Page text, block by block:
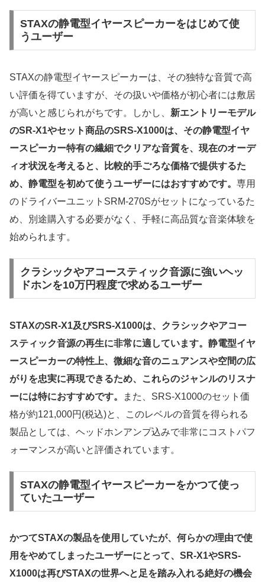
STAXの静電型イヤースピーカーをはじめて使
うユーザー
STAXの静電型イヤースピーカーは、その独特な音質で高
い評価を得ていますが、その扱いや価格が初心者には敷居
が高いと感じられがちです。しかし、 新エントリーモデル
のSR-X1やセット商品のSRS-X1000は、その静電型イヤ
ースピーカー特有の繊細でクリアな音質を、現在のオーデ
ィオ状況を考えると、比較的手ごろな価格で提供するた
め、静電型を初めて使うユーザーにはおすすめです。 専用
のドライバーユニットSRM-270Sがセットになっているた
め、別途購入する必要がなく、手軽に高品質な音楽体験を
始められます。
クラシックやアコースティック音源に強いヘッ
ドホンを10万円程度で求めるユーザー
STAXのSR-X1及びSRS-X1000は、クラシックやアコー
スティック音源の再生に非常に適しています。静電型イヤ
ースピーカーの特性上、微細な音のニュアンスや空間の広
がりを忠実に再現できるため、これらのジャンルのリスナ
ーには特におすすめです。
また、SRS-X1000のセット価
格が約121,000円(税込)と、このレベルの音質を得られる
製品としては、ヘッドホンアンプ込みで非常にコストパフ
ォーマンスが高いと評価されています。
STAXの静電型イヤースピーカーをかつて使っ
ていたユーザー
かつてSTAXの製品を使用していたが、何らかの理由で使
用をやめてしまったユーザーにとって、SR-X1やSRS-
X1000は再びSTAXの世界へと足を踏み入れる絶好の機会